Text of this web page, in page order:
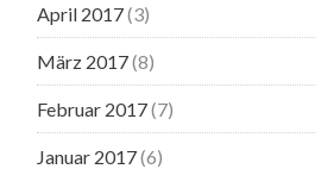
April 2017(3)
März 2017(8)
Februar 2017(7)
Januar 2017(6)